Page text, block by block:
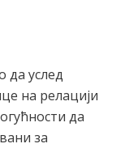
услед
на релацији
да
за